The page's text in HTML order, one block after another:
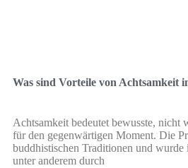
Was sind Vorteile von Achtsamkeit
Achtsamkeit bedeutet bewusste, nicht
für den gegenwärtigen Moment. Die
buddhistischen Traditionen und wurde
unter anderem durch